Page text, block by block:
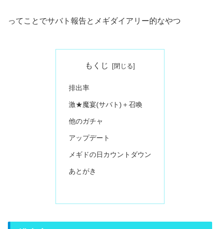
ってことでサバト報告とメギダイアリー的なやつ
もくじ
排出率
激★魔宴(サバト)＋召喚
他のガチャ
アップデート
メギドの日カウントダウン
あとがき